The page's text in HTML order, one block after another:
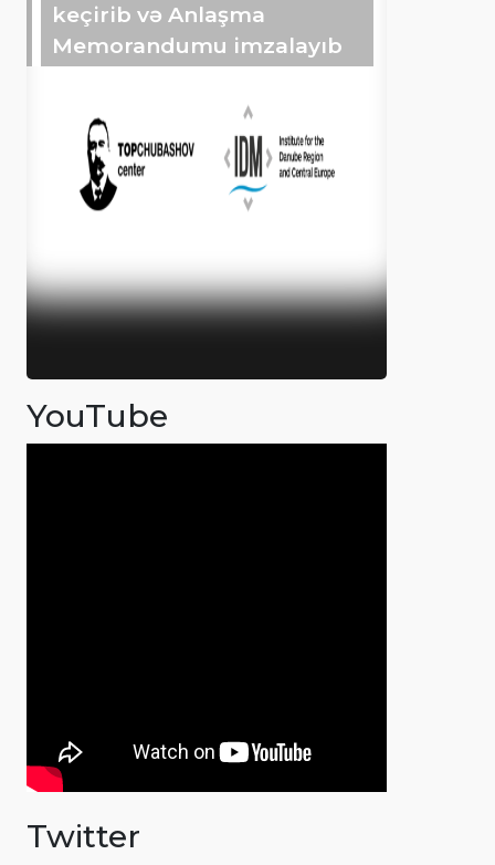
keçirib və Anlaşma
Memorandumu imzalayıb
YouTube
Twitter